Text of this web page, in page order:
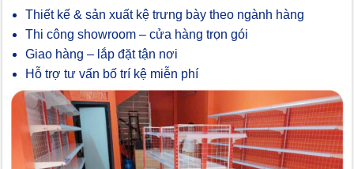
Thiết kế & sản xuất kệ trưng bày theo ngành hàng
Thi công showroom – cửa hàng trọn gói
Giao hàng – lắp đặt tận nơi
Hỗ trợ tư vấn bố trí kệ miễn phí